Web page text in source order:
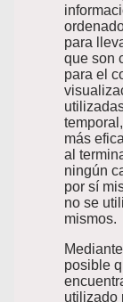
para
que son
para el
más
al
ningún
por sí
no se
mismos.
posible
utilizado